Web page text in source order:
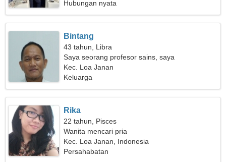
Hubungan nyata
Bintang
43 tahun, Libra
Saya seorang profesor sains, saya
membutuhkan wanita yang sempurna
Kec. Loa Janan
Keluarga
Rika
22 tahun, Pisces
Wanita mencari pria
Kec. Loa Janan, Indonesia
Persahabatan